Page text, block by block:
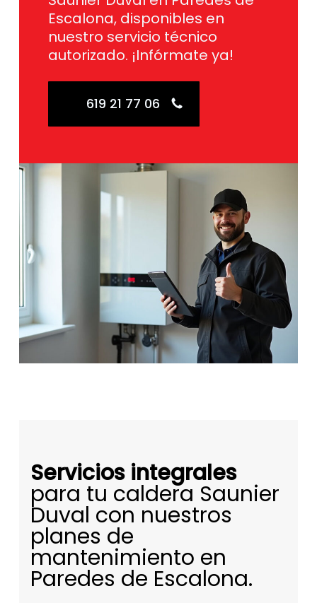
Escalona, disponibles en
nuestro servicio técnico
autorizado. ¡Infórmate ya!
619 21 77 06
Servicios integrales
para tu caldera Saunier
Duval con nuestros
planes de
mantenimiento en
Paredes de Escalona.